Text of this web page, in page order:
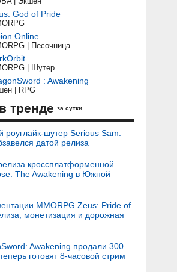
God of Pride
Online
| Песочница
| Шутер
: Awakening
| RPG
тренде за сутки
роуглайк-шутер Serious Sam:
датой релиза
кроссплатформенной
The Awakening в Южной
MMORPG Zeus: Pride of
монетизация и дорожная
Awakening продали 300
готовят 8-часовой стрим